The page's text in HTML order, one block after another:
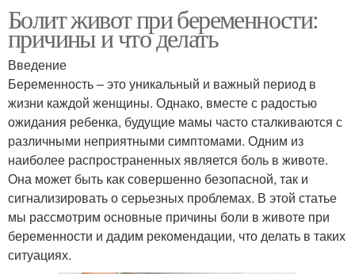
Болит живот при беременности:
причины и что делать
Введение
Беременность – это уникальный и важный период в
жизни каждой женщины. Однако, вместе с радостью
ожидания ребенка, будущие мамы часто сталкиваются с
различными неприятными симптомами. Одним из
наиболее распространенных является боль в животе.
Она может быть как совершенно безопасной, так и
сигнализировать о серьезных проблемах. В этой статье
мы рассмотрим основные причины боли в животе при
беременности и дадим рекомендации, что делать в таких
ситуациях.